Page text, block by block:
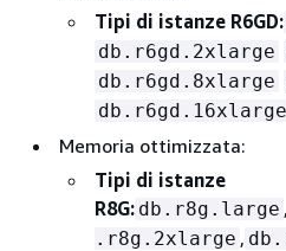
Tipi di istanze R6GD:
db.r6gd.2xlarge
db.r6gd.8xlarge
db.r6gd.16xlarge
Memoria ottimizzata:
Tipi di istanze
R8G: db.r8g.large
.r8g.2xlarge ,